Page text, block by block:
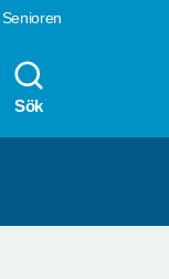
Senioren
Sök